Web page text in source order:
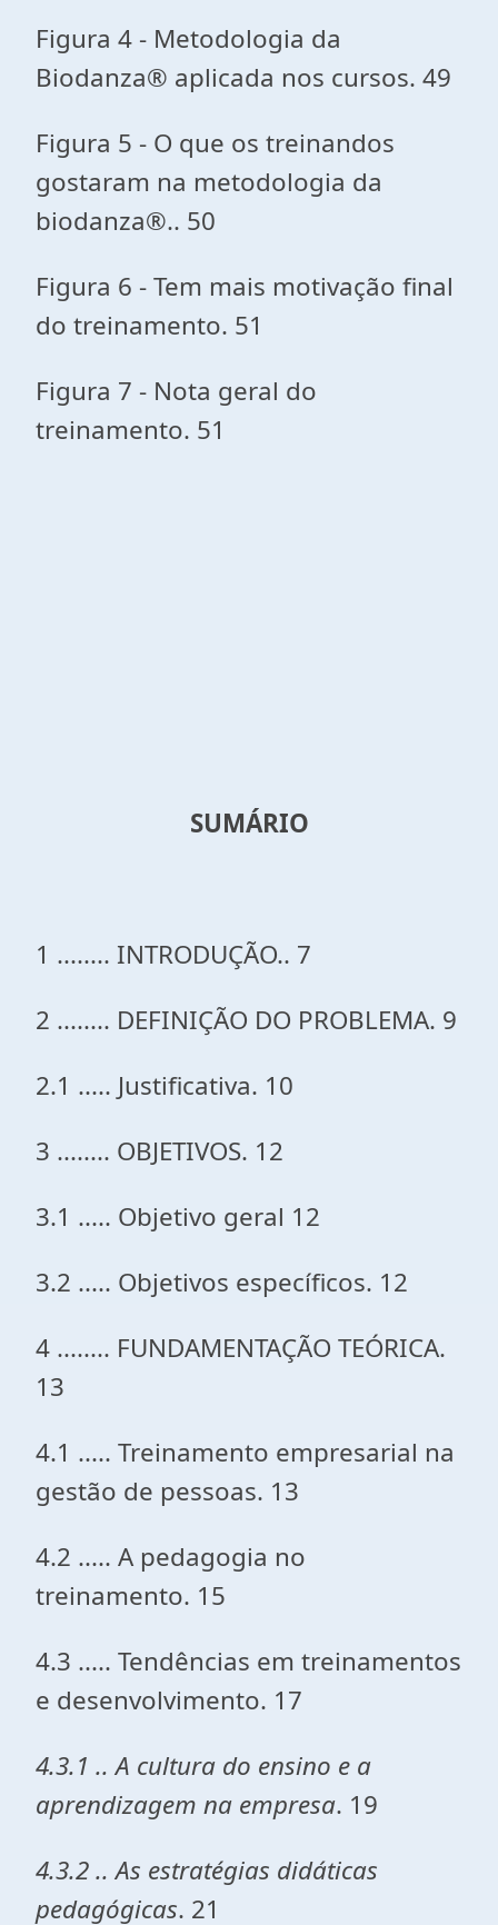
Figura 4 - Metodologia da
Biodanza® aplicada nos cursos. 49
Figura 5 - O que os treinandos
gostaram na metodologia da
biodanza®.. 50
Figura 6 - Tem mais motivação final
do treinamento. 51
Figura 7 - Nota geral do
treinamento. 51
SUMÁRIO
1 ........ INTRODUÇÃO.. 7
2 ........ DEFINIÇÃO DO PROBLEMA. 9
2.1 ..... Justificativa. 10
3 ........ OBJETIVOS. 12
3.1 ..... Objetivo geral 12
3.2 ..... Objetivos específicos. 12
4 ........ FUNDAMENTAÇÃO TEÓRICA.
13
4.1 ..... Treinamento empresarial na
gestão de pessoas. 13
4.2 ..... A pedagogia no
treinamento. 15
4.3 ..... Tendências em treinamentos
e desenvolvimento. 17
4.3.1 .. A cultura do ensino e a
aprendizagem na empresa. 19
4.3.2 .. As estratégias didáticas
pedagógicas. 21